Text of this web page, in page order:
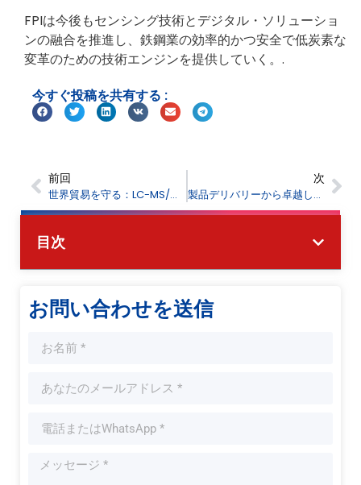
FPIは今後もセンシング技術とデジタル・ソリューショ
ンの融合を推進し、鉄鋼業の効率的かつ安全で低炭素な
変革のための技術エンジンを提供していく。.
今すぐ投稿を共有する :
前回
世界貿易を守る：LC-MS/MSの優れた性能による税関検査の強化
次
製品デリバリーから卓越したサービスへ：FPIが太陽光発電業界のリーダーを支援し、グローバルな持続可能性のベンチマークを設定
目次
お問い合わせを送信